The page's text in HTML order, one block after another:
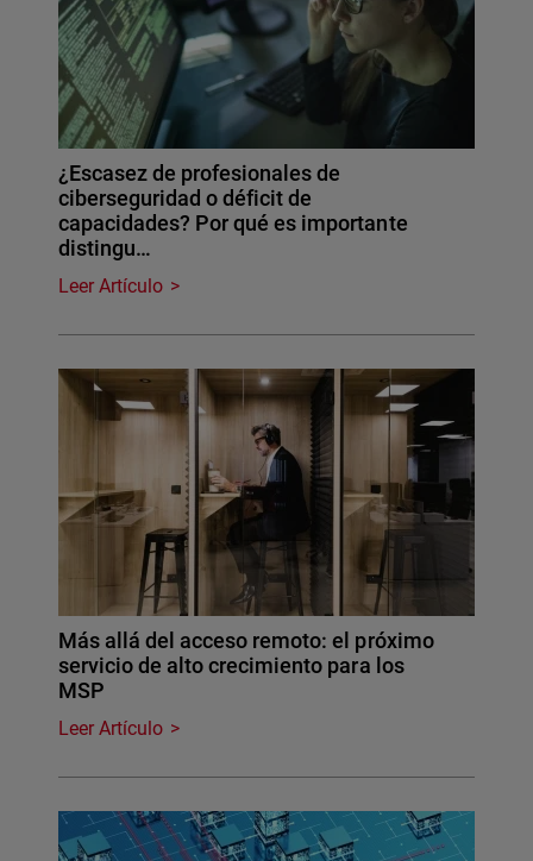
¿Escasez de profesionales de
ciberseguridad o déficit de
capacidades? Por qué es importante
distingu…
Leer Artículo
Más allá del acceso remoto: el próximo
servicio de alto crecimiento para los
MSP
Leer Artículo